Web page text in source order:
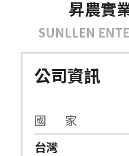
昇農實
SUNLLEN
公司資訊
國 家
台灣